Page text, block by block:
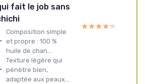
fait le job sans
Composition simple
et propre : 100 %
huile de chan...
Texture légère qui
pénètre bien,
adaptée aux peaux...
★★★★★
★★★★★